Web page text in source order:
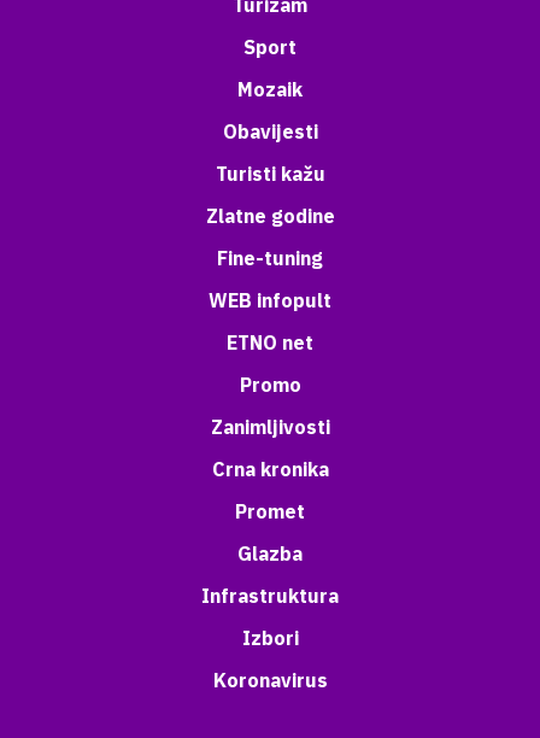
Turizam
Sport
Mozaik
Obavijesti
Turisti kažu
Zlatne godine
Fine-tuning
WEB infopult
ETNO net
Promo
Zanimljivosti
Crna kronika
Promet
Glazba
Infrastruktura
Izbori
Koronavirus